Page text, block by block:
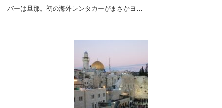
バーは旦那。初の海外レンタカーがまさかヨ…